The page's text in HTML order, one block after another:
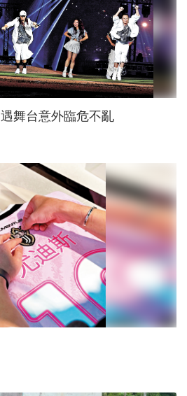
草蜢再登台北大巨蛋 遇舞台意外臨危不亂